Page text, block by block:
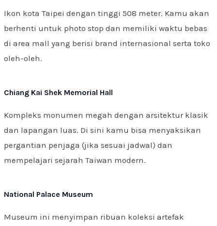
Ikon kota Taipei dengan tinggi 508 meter. Kamu akan
berhenti untuk photo stop dan memiliki waktu bebas
di area mall yang berisi brand internasional serta toko
oleh-oleh.
Chiang Kai Shek Memorial Hall
Kompleks monumen megah dengan arsitektur klasik
dan lapangan luas. Di sini kamu bisa menyaksikan
pergantian penjaga (jika sesuai jadwal) dan
mempelajari sejarah Taiwan modern.
National Palace Museum
Museum ini menyimpan ribuan koleksi artefak